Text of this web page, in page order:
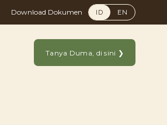
Download Dokumen ID EN
Tanya Duma, di sini ❯